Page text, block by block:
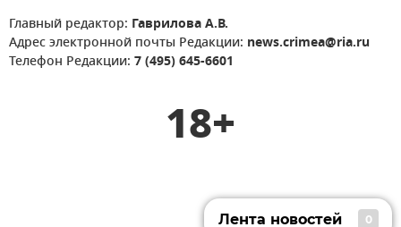
Главный редактор: Гаврилова А.В.
Адрес электронной почты Редакции: news.crimea@ria.ru
Телефон Редакции: 7 (495) 645-6601
18+
Лента новостей 0